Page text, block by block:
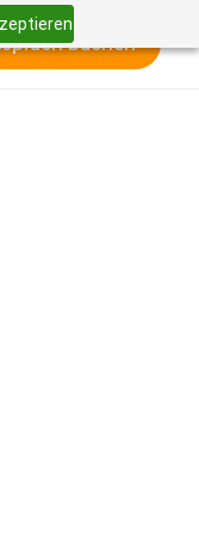
buchen